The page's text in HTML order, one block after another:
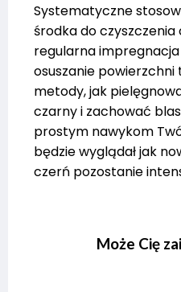
Systematyczne
środka do czyszczenia
regularna
osuszanie powierzchni
metody, jak
czarny i zachować
prostym nawykom
będzie wyglądał jak
czerń pozostanie
Może Cię